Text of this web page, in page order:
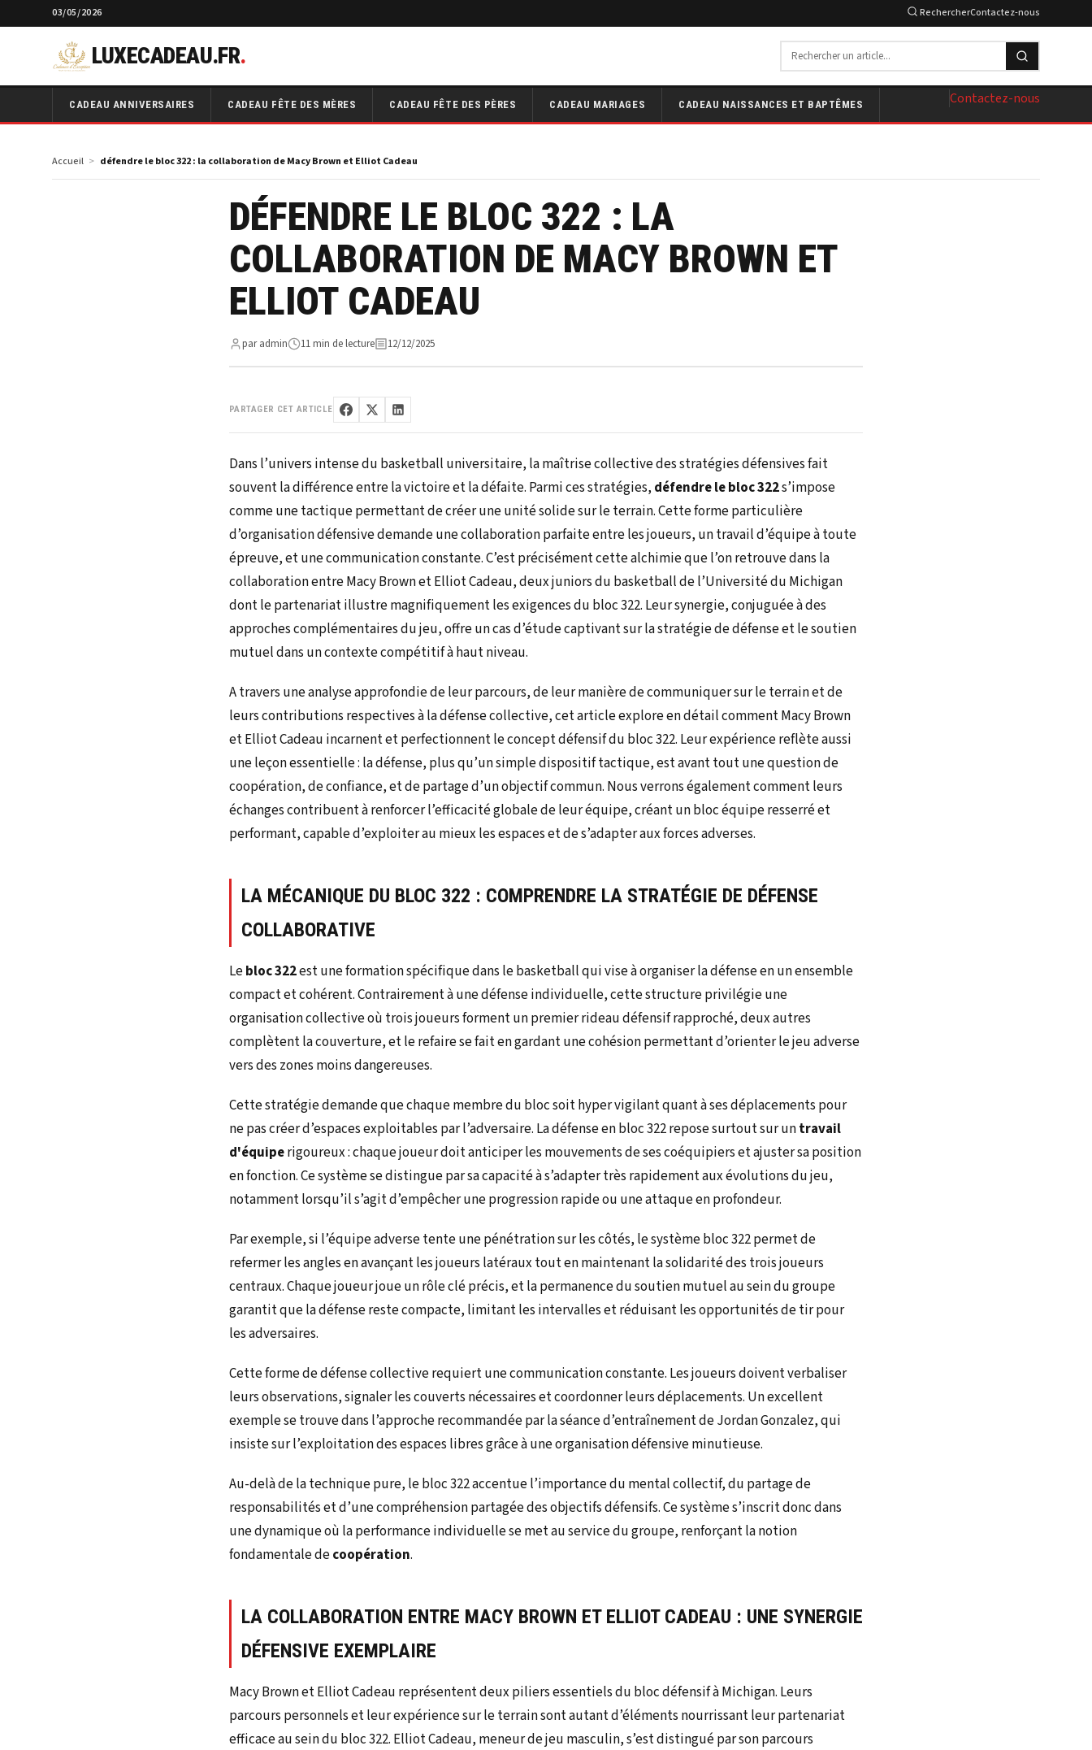
03/05/2026 RechercherContactez-nous
LUXECADEAU.FR.
CADEAU ANNIVERSAIRES CADEAU FÊTE DES MÈRES CADEAU FÊTE DES PÈRES CADEAU MARIAGES CADEAU NAISSANCES ET BAPTÊMES Contactez-nous
Accueil défendre le bloc 322 : la collaboration de Macy Brown et Elliot Cadeau
DÉFENDRE LE BLOC 322 : LA
COLLABORATION DE MACY BROWN ET
ELLIOT CADEAU
par admin 11 min de lecture 12/12/2025
PARTAGER CET ARTICLE
Dans l’univers intense du basketball universitaire, la maîtrise collective des stratégies défensives fait
souvent la différence entre la victoire et la défaite. Parmi ces stratégies, défendre le bloc 322s’impose
comme une tactique permettant de créer une unité solide sur le terrain. Cette forme particulière
d’organisation défensive demande une collaboration parfaite entre les joueurs, un travail d’équipe à toute
épreuve, et une communication constante. C’est précisément cette alchimie que l’on retrouve dans la
collaboration entre Macy Brown et Elliot Cadeau, deux juniors du basketball de l’Université du Michigan
dont le partenariat illustre magnifiquement les exigences du bloc 322. Leur synergie, conjuguée à des
approches complémentaires du jeu, offre un cas d’étude captivant sur la stratégie de défense et le soutien
mutuel dans un contexte compétitif à haut niveau.
A travers une analyse approfondie de leur parcours, de leur manière de communiquer sur le terrain et de
leurs contributions respectives à la défense collective, cet article explore en détail comment Macy Brown
et Elliot Cadeau incarnent et perfectionnent le concept défensif du bloc 322. Leur expérience reflète aussi
une leçon essentielle : la défense, plus qu’un simple dispositif tactique, est avant tout une question de
coopération, de confiance, et de partage d’un objectif commun. Nous verrons également comment leurs
échanges contribuent à renforcer l’efficacité globale de leur équipe, créant un bloc équipe resserré et
performant, capable d’exploiter au mieux les espaces et de s’adapter aux forces adverses.
LA MÉCANIQUE DU BLOC 322 : COMPRENDRE LA STRATÉGIE DE DÉFENSE
COLLABORATIVE
Lebloc 322est une formation spécifique dans le basketball qui vise à organiser la défense en un ensemble
compact et cohérent. Contrairement à une défense individuelle, cette structure privilégie une
organisation collective où trois joueurs forment un premier rideau défensif rapproché, deux autres
complètent la couverture, et le refaire se fait en gardant une cohésion permettant d’orienter le jeu adverse
vers des zones moins dangereuses.
Cette stratégie demande que chaque membre du bloc soit hyper vigilant quant à ses déplacements pour
ne pas créer d’espaces exploitables par l’adversaire. La défense en bloc 322 repose surtout sur untravail
d'équiperigoureux : chaque joueur doit anticiper les mouvements de ses coéquipiers et ajuster sa position
en fonction. Ce système se distingue par sa capacité à s’adapter très rapidement aux évolutions du jeu,
notamment lorsqu’il s’agit d’empêcher une progression rapide ou une attaque en profondeur.
Par exemple, si l’équipe adverse tente une pénétration sur les côtés, le système bloc 322 permet de
refermer les angles en avançant les joueurs latéraux tout en maintenant la solidarité des trois joueurs
centraux. Chaque joueur joue un rôle clé précis, et la permanence du soutien mutuel au sein du groupe
garantit que la défense reste compacte, limitant les intervalles et réduisant les opportunités de tir pour
les adversaires.
Cette forme de défense collective requiert une communication constante. Les joueurs doivent verbaliser
leurs observations, signaler les couverts nécessaires et coordonner leurs déplacements. Un excellent
exemple se trouve dans l’approche recommandée par la séance d’entraînement de Jordan Gonzalez, qui
insiste sur l’exploitation des espaces libres grâce à une organisation défensive minutieuse.
Au-delà de la technique pure, le bloc 322 accentue l’importance du mental collectif, du partage de
responsabilités et d’une compréhension partagée des objectifs défensifs. Ce système s’inscrit donc dans
une dynamique où la performance individuelle se met au service du groupe, renforçant la notion
fondamentale decoopération.
LA COLLABORATION ENTRE MACY BROWN ET ELLIOT CADEAU : UNE SYNERGIE
DÉFENSIVE EXEMPLAIRE
Macy Brown et Elliot Cadeau représentent deux piliers essentiels du bloc défensif à Michigan. Leurs
parcours personnels et leur expérience sur le terrain sont autant d’éléments nourrissant leur partenariat
efficace au sein du bloc 322. Elliot Cadeau, meneur de jeu masculin, s’est distingué par son parcours